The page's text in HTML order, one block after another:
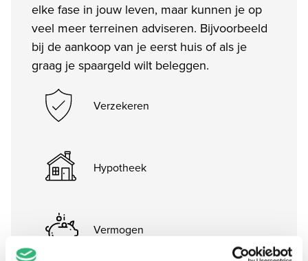
elke fase in jouw leven, maar kunnen je op
veel meer terreinen adviseren. Bijvoorbeeld
bij de aankoop van je eerst huis of als je
graag je spaargeld wilt beleggen.
Verzekeren
Hypotheek
Vermogen